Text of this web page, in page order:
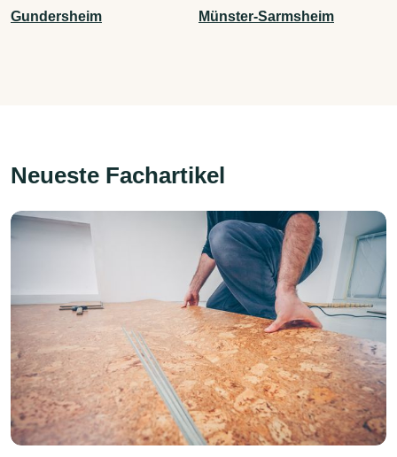
Gundersheim Münster-Sarmsheim
Neueste Fachartikel